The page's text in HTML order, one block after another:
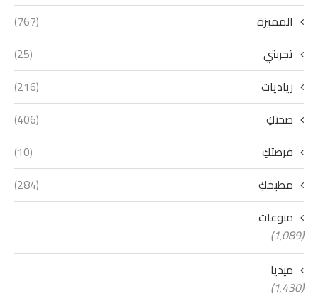
المميزة
(767)
تجربتي
(25)
رياديات
(216)
صحتكِ
(406)
فرصتكِ
(10)
مطبخكِ
(284)
منوعات
(1٬089)
ميديا
(1٬430)